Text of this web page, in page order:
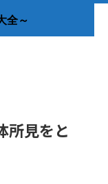
全～
所見をと